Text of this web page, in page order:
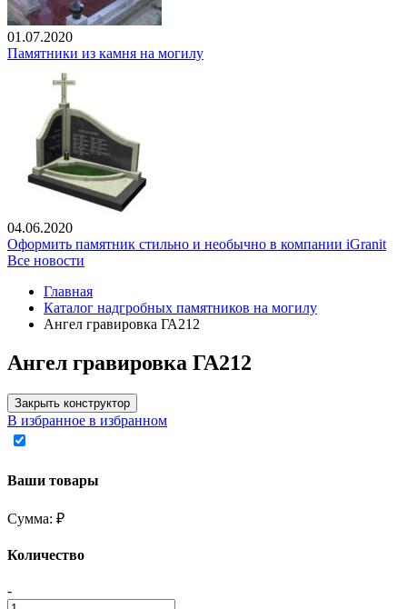
01.07.2020
Памятники из камня на могилу
04.06.2020
Оформить памятник стильно и необычно в компании iGranit
Все новости
Главная
Каталог надгробных памятников на могилу
Ангел гравировка ГА212
Ангел гравировка ГА212
Закрыть конструктор
В избранное в избранном
Ваши товары
Сумма: ₽
Количество
-